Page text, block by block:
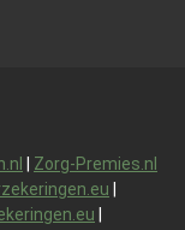
Zorg-Premies.nl